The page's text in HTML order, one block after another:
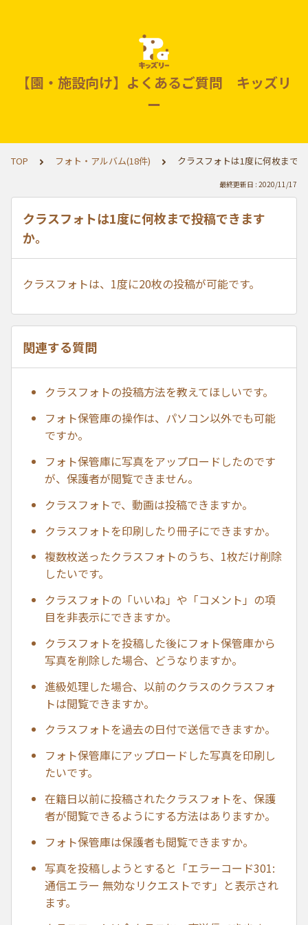
【園・施設向け】よくあるご質問 キッズリ
ー
TOP フォト・アルバム(18件) クラスフォトは1度に何枚まで
最終更新日 : 2020/11/17
クラスフォトは1度に何枚まで投稿できます
か。
クラスフォトは、1度に20枚の投稿が可能です。
関連する質問
クラスフォトの投稿方法を教えてほしいです。
フォト保管庫の操作は、パソコン以外でも可能
ですか。
フォト保管庫に写真をアップロードしたのです
が、保護者が閲覧できません。
クラスフォトで、動画は投稿できますか。
クラスフォトを印刷したり冊子にできますか。
複数枚送ったクラスフォトのうち、1枚だけ削除
したいです。
クラスフォトの「いいね」や「コメント」の項
目を非表示にできますか。
クラスフォトを投稿した後にフォト保管庫から
写真を削除した場合、どうなりますか。
進級処理した場合、以前のクラスのクラスフォ
トは閲覧できますか。
クラスフォトを過去の日付で送信できますか。
フォト保管庫にアップロードした写真を印刷し
たいです。
在籍日以前に投稿されたクラスフォトを、保護
者が閲覧できるようにする方法はありますか。
フォト保管庫は保護者も閲覧できますか。
写真を投稿しようとすると「エラーコード301:
通信エラー 無効なリクエストです」と表示され
ます。